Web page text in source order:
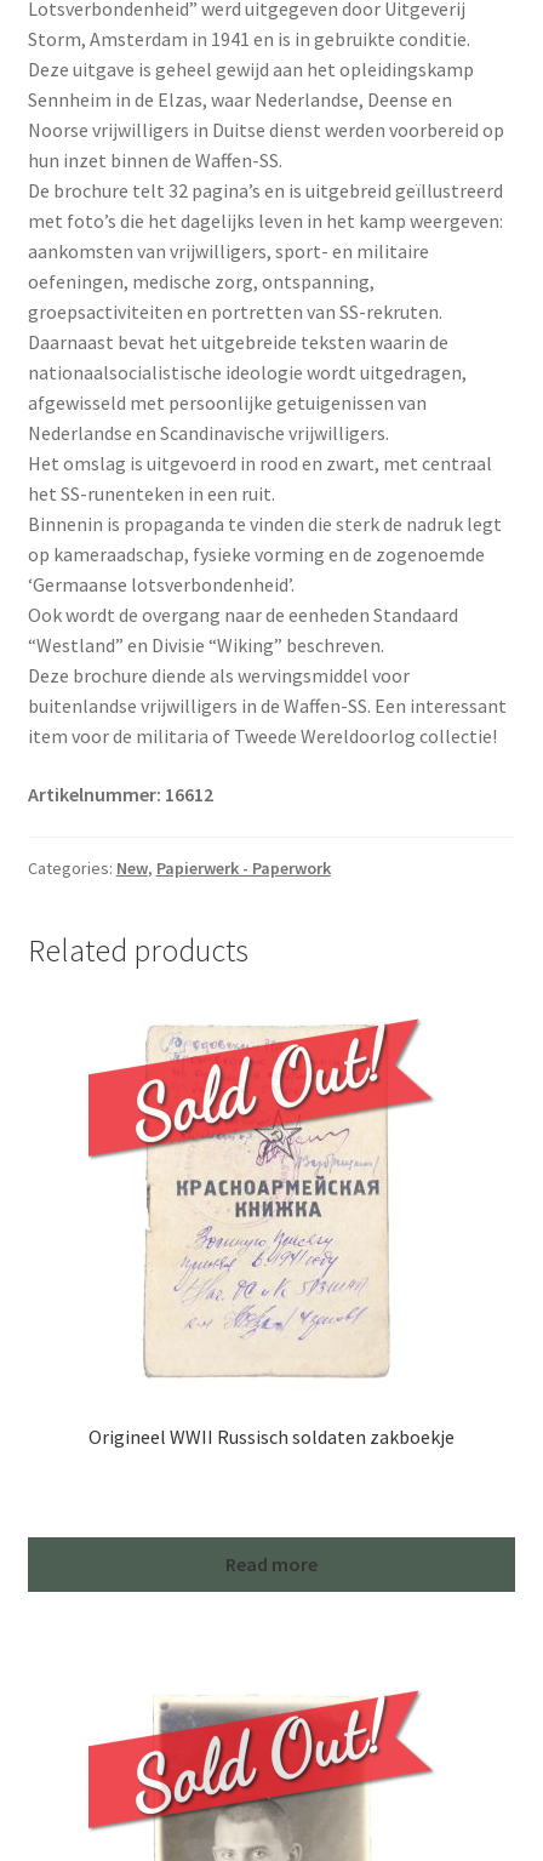
Lotsverbondenheid” werd uitgegeven door Uitgeverij
Storm, Amsterdam in 1941 en is in gebruikte conditie.
Deze uitgave is geheel gewijd aan het opleidingskamp
Sennheim in de Elzas, waar Nederlandse, Deense en
Noorse vrijwilligers in Duitse dienst werden voorbereid op
hun inzet binnen de Waffen-SS.
De brochure telt 32 pagina’s en is uitgebreid geïllustreerd
met foto’s die het dagelijks leven in het kamp weergeven:
aankomsten van vrijwilligers, sport- en militaire
oefeningen, medische zorg, ontspanning,
groepsactiviteiten en portretten van SS-rekruten.
Daarnaast bevat het uitgebreide teksten waarin de
nationaalsocialistische ideologie wordt uitgedragen,
afgewisseld met persoonlijke getuigenissen van
Nederlandse en Scandinavische vrijwilligers.
Het omslag is uitgevoerd in rood en zwart, met centraal
het SS-runenteken in een ruit.
Binnenin is propaganda te vinden die sterk de nadruk legt
op kameraadschap, fysieke vorming en de zogenoemde
‘Germaanse lotsverbondenheid’.
Ook wordt de overgang naar de eenheden Standaard
“Westland” en Divisie “Wiking” beschreven.
Deze brochure diende als wervingsmiddel voor
buitenlandse vrijwilligers in de Waffen-SS. Een interessant
item voor de militaria of Tweede Wereldoorlog collectie!
Artikelnummer: 16612
Categories: New, Papierwerk - Paperwork
Related products
Origineel WWII Russisch soldaten zakboekje
Read more